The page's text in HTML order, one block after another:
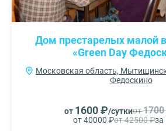
Дом престарелых малой
«Green Day
Московская область,
Федоскино
от 1600 ₽/суткиот
от 40000 ₽от 42500 ₽за